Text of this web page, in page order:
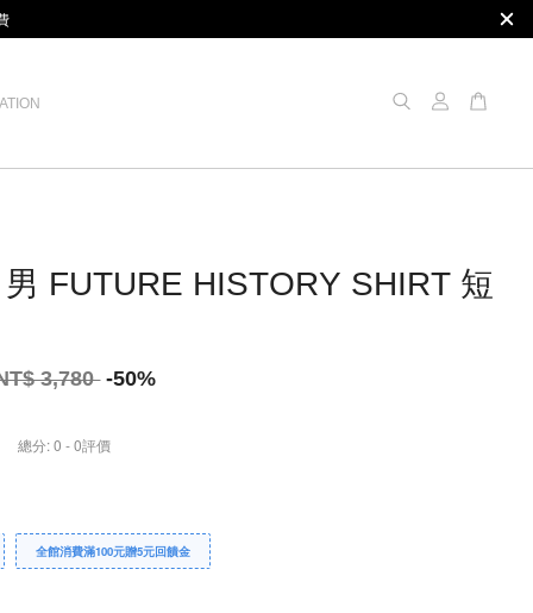
FUTURE HISTORY SHIRT 短
3,780 -50%
總分:0 -0評價
全館消費滿100元贈5元回饋金